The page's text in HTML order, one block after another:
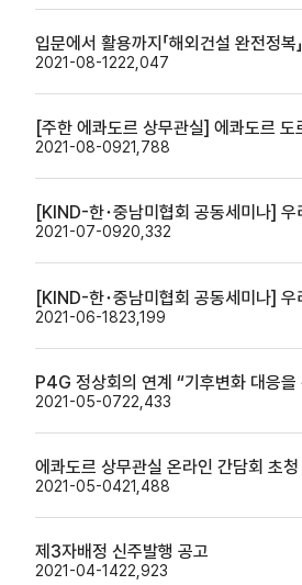
입문에서 활용까지「해외건설 완전정복
2021-08-1222,047
2021-08-0921,788
2021-07-0920,332
2021-06-1823,199
2021-05-0722,433
에콰도르 상무관실 온라인 간담회 초청
2021-05-0421,488
제3자배정 신주발행 공고
2021-04-1422,923